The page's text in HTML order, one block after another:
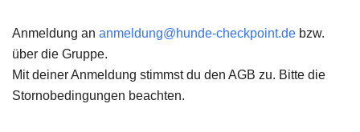
Anmeldung an anmeldung@hunde-checkpoint.de bzw.
über die Gruppe.
Mit deiner Anmeldung stimmst du den AGB zu. Bitte die
Stornobedingungen beachten.